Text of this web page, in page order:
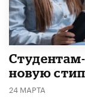
новую
24 МАРТА